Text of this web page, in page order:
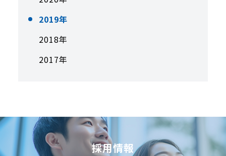
2019年
2018年
2017年
採用情報